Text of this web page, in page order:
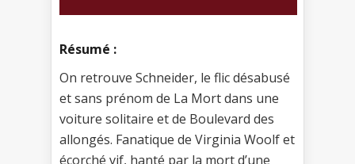
Résumé :
On retrouve Schneider, le flic désabusé
et sans prénom de La Mort dans une
voiture solitaire et de Boulevard des
allongés. Fanatique de Virginia Woolf et
écorché vif, hanté par la mort d’une